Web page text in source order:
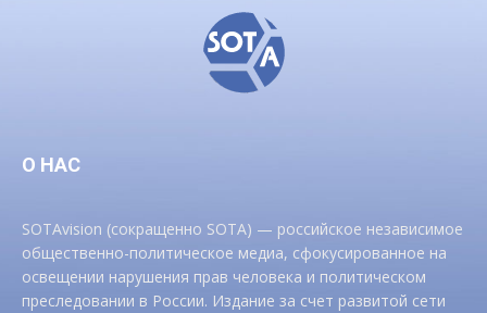
О НАС
SOTAvision (сокращенно SOTA) — российское независимое
общественно-политическое медиа, сфокусированное на
освещении нарушения прав человека и политическом
преследовании в России. Издание за счет развитой сети